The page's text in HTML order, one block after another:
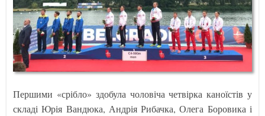
Першими «срібло» здобула чоловіча четвірка каноїстів у
складі Юрія Вандюка, Андрія Рибачка, Олега Боровика і